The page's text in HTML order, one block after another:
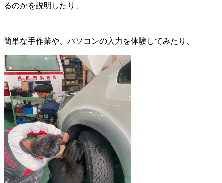
るのかを説明したり、
簡単な手作業や、パソコンの入力を体験してみたり、